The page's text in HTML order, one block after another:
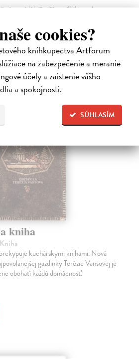
cookies?
kníhkupectva Artforum
na zabezpečenie a meranie
účely a zaistenie vášho
a spokojnosti.
SÚHLASÍM
tým najdôležitejším míľnikom. A pre
11.9.2026, zasielame do 12 dní od
na sklade
kniha
kuchárskymi knihami. Nová
gazdinky Terézie Vansovej je
obohatí každú domácnosť.